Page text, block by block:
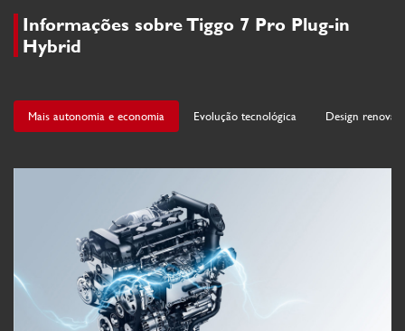
Informações sobre Tiggo 7 Pro Plug-in
Hybrid
Mais autonomia e economia Evolução tecnológica Design